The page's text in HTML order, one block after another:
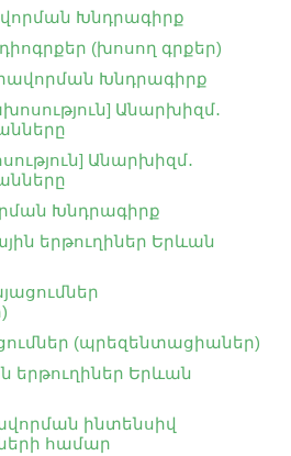
Խնդրագիրք
(խոսող գրքեր)
Խնդրագիրք
Անարխիզմ․
Անարխիզմ․
Խնդրագիրք
երթուղիներ Երևան
(պրեզենտացիաներ)
երթուղիներ Երևան
ինտենսիվ
համար